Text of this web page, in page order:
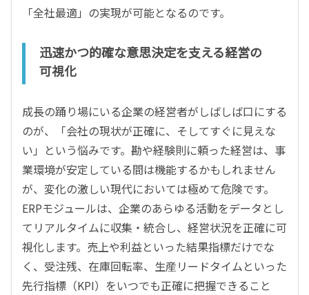
「全社最適」の実現が可能となるのです。
迅速かつ的確な意思決定を支える経営の
可視化
成長の踊り場にいる企業の経営者がしばしば口にする
のが、「会社の現状が正確に、そしてすぐに見えな
い」という悩みです。勘や経験則に頼った経営は、事
業環境が安定している間は機能するかもしれません
が、変化の激しい現代においては極めて危険です。
ERPモジュールは、企業のあらゆる活動をデータとし
てリアルタイムに収集・統合し、経営状況を正確に可
視化します。売上や利益といった結果指標だけでな
く、受注残、在庫回転率、生産リードタイムといった
先行指標（KPI）をいつでも正確に把握できること